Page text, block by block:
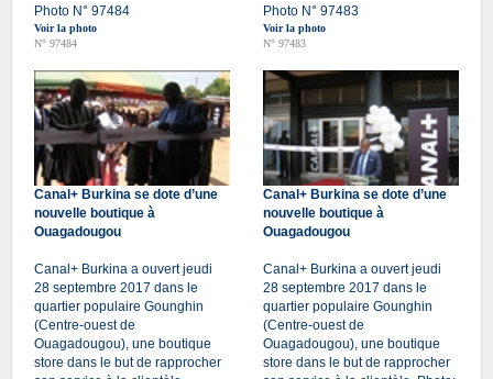
Photo N° 97484
Voir la photo
N° 97484
Photo N° 97483
Voir la photo
N° 97483
Canal+ Burkina se dote d’une
nouvelle boutique à
Ouagadougou
Canal+ Burkina a ouvert jeudi
28 septembre 2017 dans le
quartier populaire Gounghin
(Centre-ouest de
Ouagadougou), une boutique
store dans le but de rapprocher
Canal+ Burkina se dote d’une
nouvelle boutique à
Ouagadougou
Canal+ Burkina a ouvert jeudi
28 septembre 2017 dans le
quartier populaire Gounghin
(Centre-ouest de
Ouagadougou), une boutique
store dans le but de rapprocher